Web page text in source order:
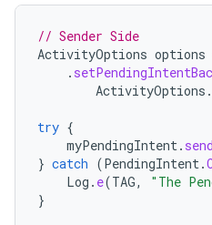
// Sender Side
ActivityOptions options
.
ActivityOptions .
try {
myPendingIntent . send
} catch (PendingIntent .
Log . e(TAG, "The
}